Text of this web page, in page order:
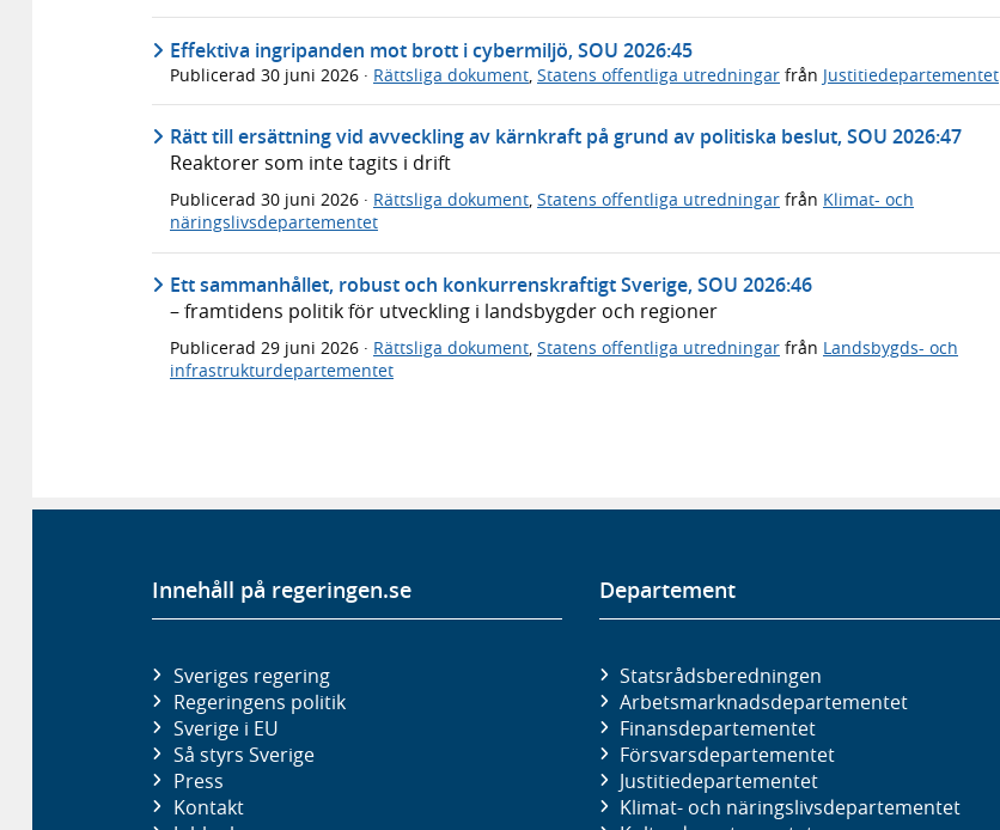
Effektiva ingripanden mot brott i cybermiljö, SOU 2026:45
Publicerad 30 juni 2026 · Rättsliga dokument Statens offentliga utredningar från Justitiedepartementet
Rätt till ersättning vid avveckling av kärnkraft på grund av politiska beslut, SOU 2026:47
Reaktorer som inte tagits i drift
Publicerad 30 juni 2026 · Rättsliga dokument, Statens offentliga utredningar från Klimat- och
näringslivsdepartementet
Ett sammanhållet, robust och konkurrenskraftigt Sverige, SOU 2026:46
– framtidens politik för utveckling i landsbygder och regioner
Publicerad 29 juni 2026 · Rättsliga dokument, Statens offentliga utredningar från Landsbygds- och
infrastrukturdepartementet
Innehåll på regeringen.se
Sveriges regering
Regeringens politik
Sverige i EU
Så styrs Sverige
Press
Kontakt
Departement
Statsrådsberedningen
Arbetsmarknads­departementet
Finans­departementet
Försvars­departementet
Justitie­departementet
Klimat- och näringslivs­departementet